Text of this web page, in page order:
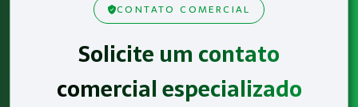
CONTATO COMERCIAL
Solicite um contato
comercial especializado